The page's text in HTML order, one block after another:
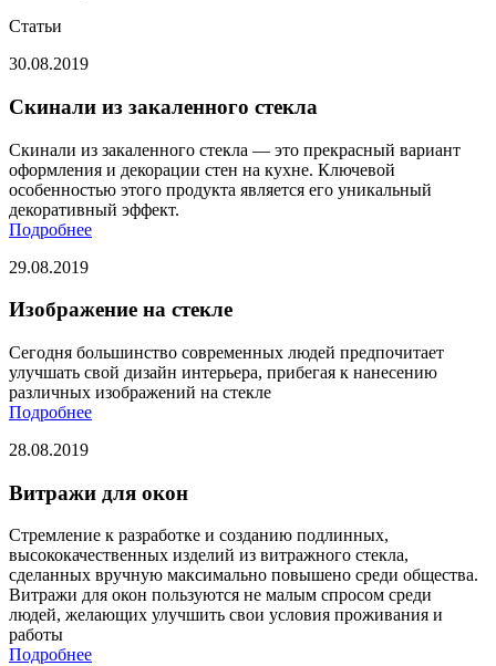
Статьи
30.08.2019
Скинали из закаленного стекла
Скинали из закаленного стекла — это прекрасный вариант
оформления и декорации стен на кухне. Ключевой
особенностью этого продукта является его уникальный
декоративный эффект.
Подробнее
29.08.2019
Изображение на стекле
Сегодня большинство современных людей предпочитает
улучшать свой дизайн интерьера, прибегая к нанесению
различных изображений на стекле
Подробнее
28.08.2019
Витражи для окон
Стремление к разработке и созданию подлинных,
высококачественных изделий из витражного стекла,
сделанных вручную максимально повышено среди общества.
Витражи для окон пользуются не малым спросом среди
людей, желающих улучшить свои условия проживания и
работы
Подробнее